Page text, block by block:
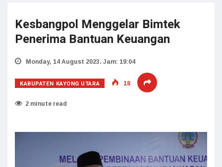
Kesbangpol Menggelar Bimtek
Penerima Bantuan Keuangan
Monday, 14 August 2023. Jam: 19:04
KABUPATEN KAYONG UTARA 18
2 minute read